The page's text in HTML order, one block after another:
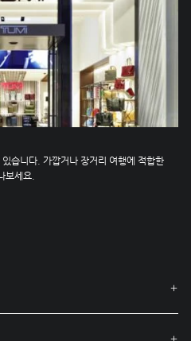
습니다. 가깝거나 장거리 여행에 적합한
보세요.